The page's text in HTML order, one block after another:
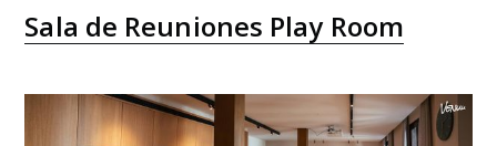
Sala de Reuniones Play Room